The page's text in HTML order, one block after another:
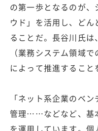
の第一歩となるのが
ウド」を活用し、ど
ることだ。長谷川氏
（業務システム領域
によって推進すること
「ネット系企業のベ
管理……などなど、基
を運用しています。